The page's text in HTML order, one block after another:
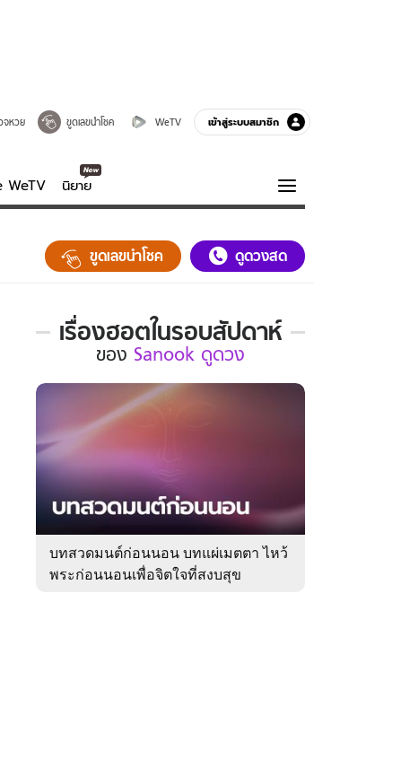
จหวย ขูดเลขนำโชค WeTV เข้าสู่ระบบสมาชิก
WeTV นิยาย
ความรู้รอบตัว
ฮาวทู
ขูดเลขนำโชค ดูดวงสด
เรื่องฮอตในรอบสัปดาห์
เรื่อง
ใน
รอบ
ของ
Sanook
ดูด
ของ Sanook ดูดวง
บทสวดมนต์ก่อนนอน บทแผ่เมตตา ไหว้
พระก่อนนอนเพื่อจิตใจที่สงบสุข